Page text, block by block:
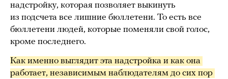
надстройку, которая позволяет выкинуть
из подсчета все лишние бюллетени. То есть все
бюллетени людей, которые поменяли свой голос,
кроме последнего.
Как именно выглядит эта надстройка и как она
работает, независимым наблюдателям до сих пор